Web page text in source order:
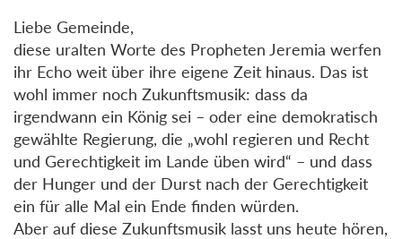
Liebe Gemeinde,
diese uralten Worte des Propheten Jeremia werfen
ihr Echo weit über ihre eigene Zeit hinaus. Das ist
wohl immer noch Zukunftsmusik: dass da
irgendwann ein König sei – oder eine demokratisch
gewählte Regierung, die „wohl regieren und Recht
und Gerechtigkeit im Lande üben wird“ – und dass
der Hunger und der Durst nach der Gerechtigkeit
ein für alle Mal ein Ende finden würden.
Aber auf diese Zukunftsmusik lasst uns heute hören,